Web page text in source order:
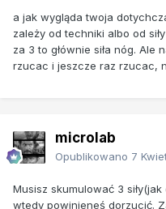
a jak wygląda twoja
zależy od techniki albo od
za 3 to głównie siła nóg. Ale
rzucac i jeszcze raz rzucac,
microlab
Opublikowano 7
Musisz skumulować 3
wtedy powinieneś dorzucić.